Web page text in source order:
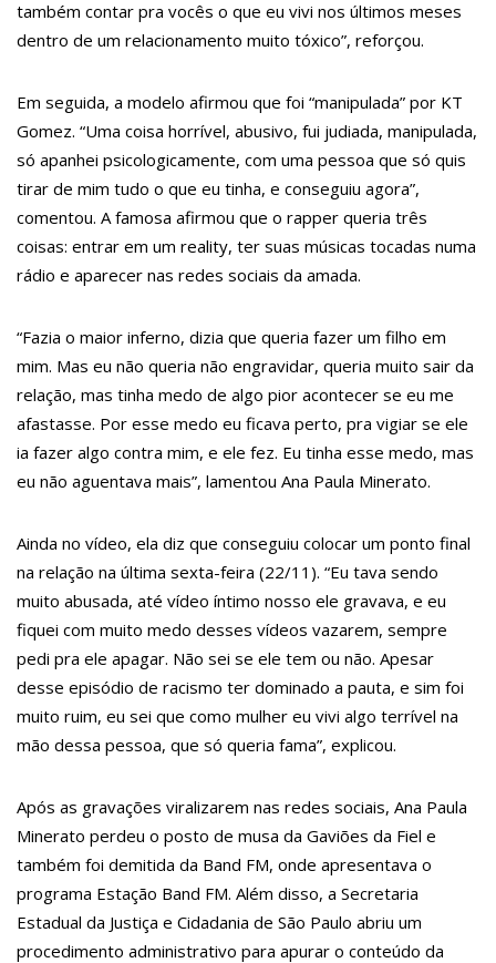
22:31Mulher mata o próprio marido a facadas após descobrir
traição; veja vídeo
para Hissa Abrahão: ‘meu deputado federal’
13:31A Vitória Do Empreendedorismo
09:04 BOMBA! Pastor é coagido por sistema político da Ieadam para
adesivar seu veículo com candidatos da instituição – Veja vídeo!
15:00 Com a família, Israel Carvalho participa de ato pró-Brasil neste
Hissa Abrahão é recebido por multidão na zona Leste de
Manaus
23:40Hissa Abrahão critica decisão de Barroso sobre piso salarial
de enfermeiros
recebido por multidão na zona Sul de Manaus
12:51Hissa Abrahão dispara e deve ser o primeiro no Avante à
21:55 Hissa Abrahão fala em oportunidades para feirantes no
Eldorado
22:45Hissa Abrahão tem candidatura deferida pela Justiça Eleitoral
10:39 Tecnologia 5G: Sinal em Manaus será ativado até novembro
deste ano
Vacinação contra Covid-19 acontece em 12 postos neste
sábado em Manaus
18:03Bolsistas do Prouni começam a receber hoje auxílio de R$ 400
também contar pra vocês o que eu vivi nos últimos meses
dentro de um relacionamento muito tóxico”, reforçou.
Em seguida, a modelo afirmou que foi “manipulada” por KT
Gomez. “Uma coisa horrível, abusivo, fui judiada, manipulada,
só apanhei psicologicamente, com uma pessoa que só quis
tirar de mim tudo o que eu tinha, e conseguiu agora”,
comentou. A famosa afirmou que o rapper queria três
coisas: entrar em um reality, ter suas músicas tocadas numa
rádio e aparecer nas redes sociais da amada.
“Fazia o maior inferno, dizia que queria fazer um filho em
mim. Mas eu não queria não engravidar, queria muito sair da
relação, mas tinha medo de algo pior acontecer se eu me
afastasse. Por esse medo eu ficava perto, pra vigiar se ele
ia fazer algo contra mim, e ele fez. Eu tinha esse medo, mas
eu não aguentava mais”, lamentou Ana Paula Minerato.
Ainda no vídeo, ela diz que conseguiu colocar um ponto final
na relação na última sexta-feira (22/11). “Eu tava sendo
muito abusada, até vídeo íntimo nosso ele gravava, e eu
fiquei com muito medo desses vídeos vazarem, sempre
pedi pra ele apagar. Não sei se ele tem ou não. Apesar
desse episódio de racismo ter dominado a pauta, e sim foi
muito ruim, eu sei que como mulher eu vivi algo terrível na
mão dessa pessoa, que só queria fama”, explicou.
Após as gravações viralizarem nas redes sociais, Ana Paula
Minerato perdeu o posto de musa da Gaviões da Fiel e
também foi demitida da Band FM, onde apresentava o
programa Estação Band FM. Além disso, a Secretaria
Estadual da Justiça e Cidadania de São Paulo abriu um
procedimento administrativo para apurar o conteúdo da